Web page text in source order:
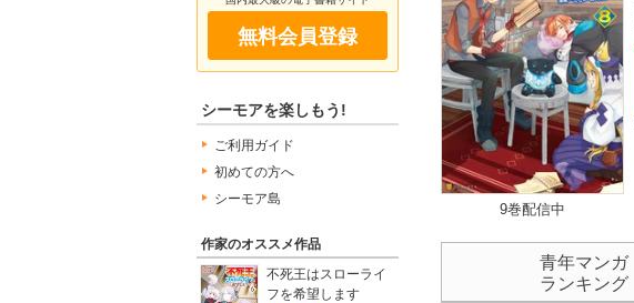
無料会員登録
シーモアを楽しもう!
ご利用ガイド
初めての方へ
シーモア島
作家のオススメ作品
不死王はスローライ
フを希望します
9巻配信中
青年マンガ
ランキング